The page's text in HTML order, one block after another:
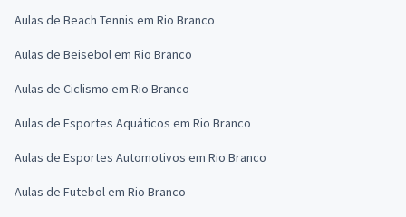
Aulas de Beach Tennis em Rio Branco
Aulas de Beisebol em Rio Branco
Aulas de Ciclismo em Rio Branco
Aulas de Esportes Aquáticos em Rio Branco
Aulas de Esportes Automotivos em Rio Branco
Aulas de Futebol em Rio Branco